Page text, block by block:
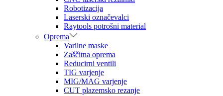
Robotizacija
Laserski označevalci
Raytools potrošni material
Oprema
Varilne maske
Zaščitna oprema
Reducirni ventili
TIG varjenje
MIG/MAG varjenje
CUT plazemsko rezanje